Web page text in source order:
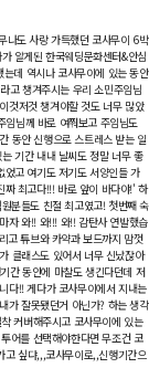
나도 사랑 가득했던 코사무이 6박
알게된 한국웨딩문화센터&안심
데 역시나 코사무이에 있는 동안
고 챙겨주시는 우리 소민주임님
것저것 챙겨야할 것도 너무 많았
임님께 바로 여쭤보고 주임님도
동안 신행으로 스트레스 받는 일
기간 내내 날씨도 정말 너무 좋
고 여기도 저기도 서양인들 가
짜 최고다!!! 바로 앞이 바다야!' 하
분들도 친절 최고였고! 첫번째 숙
자 와!! 와!!! 와!! 감탄사 연발했습
고 튜브와 카약과 보드까지 맘껏
클래스도 있어서 너무 신났잖아
간 동안에 마찰도 생긴다던데 저
다!! 게다가 코사무이에서 지내는
가 잘못됐던거 아닌가? 하는 생각
커버해주시고 코사무이에 있는
어를 선택해야한다면 무조건 코
고 싶댜,,,코사무이로,,신행기간으